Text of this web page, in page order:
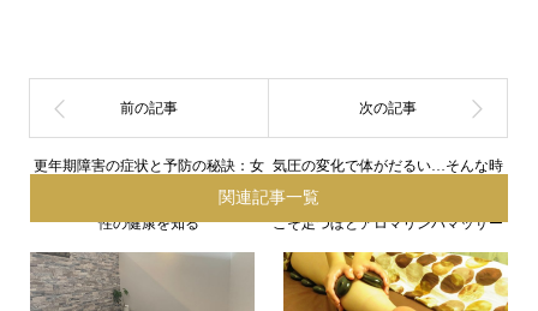
更年期障害の症状と予防の秘訣：女
性の健康を知る
気圧の変化で体がだるい…そんな時
こそ足つぼとアロマリンパマッサー
ジがおすすめ
関連記事一覧